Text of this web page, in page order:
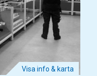
Visa info & karta